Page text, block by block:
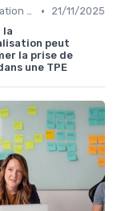
Transformation digitale •
21/11/2025
la
peut
la prise de
une TPE